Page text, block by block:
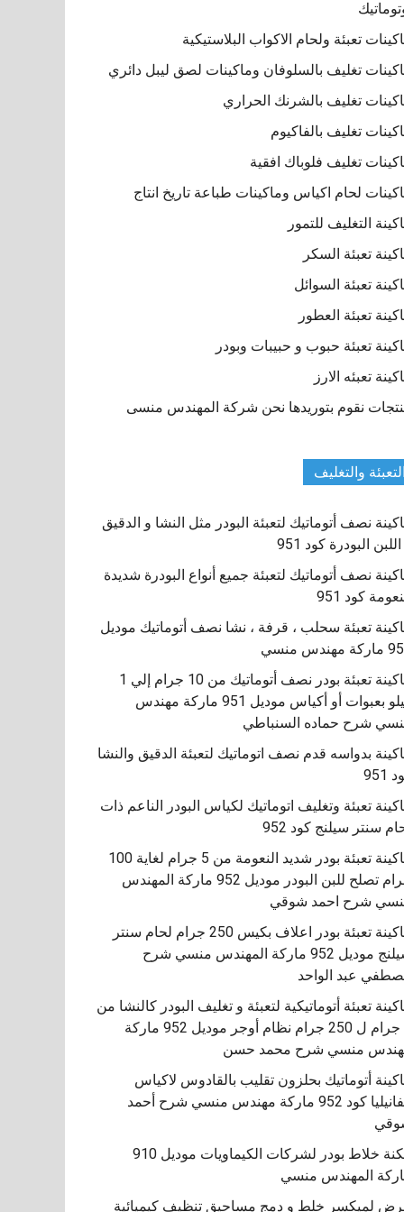
تعبئة ولحام الاكواب البلاستيكية
تغليف بالسلوفان وماكينات لصق ليبل دائري
تغليف بالشرنك الحراري
تغليف بالفاكيوم
تغليف فلوباك افقية
لحام اكياس وماكينات طباعة تاريخ انتاج
التغليف للتمور
تعبئة السكر
تعبئة السوائل
تعبئة العطور
تعبئة حبوب و حبيبات وبودر
تعبئه الارز
نقوم بتوريدها نحن شركة المهندس منسى
التعبئة والتغليف
نصف أتوماتيك لتعبئة البودر مثل النشا و الدقيق
البودرة كود 951
نصف أتوماتيك لتعبئة جميع أنواع البودرة شديدة
كود 951
تعبئة سحلب ، قرفة ، نشا نصف أتوماتيك موديل
مهندس منسي
ماكينة تعبئة بودر نصف أتوماتيك من 10 جرام إلي 1
كيلو بعبوات أو أكياس موديل 951 ماركة مهندس
شرح حماده السنباطي
بدواسه قدم نصف اتوماتيك لتعبئة الدقيق والنشا
تعبئة وتغليف اتوماتيك لكياس البودر الناعم ذات
سنتر سيلنج كود 952
ماكينة تعبئة بودر شديد النعومة من 5 جرام لغاية 100
جرام تصلح للبن البودر موديل 952 ماركة المهندس
شرح احمد شوقي
ماكينة تعبئة بودر اعلاف بكيس 250 جرام لحام سنتر
سيلنج موديل 952 ماركة المهندس منسي شرح
عبد الواحد
تعبئة أتوماتيكية لتعبئة و تغليف البودر كالنشا من
5 جرام ل 250 جرام نظام أوجر موديل 952 ماركة
منسي شرح محمد حسن
أتوماتيك بحلزون تقليب بالقادوس لاكياس
الفانيليا كود 952 ماركة مهندس منسي شرح أحمد
مكنة خلاط بودر لشركات الكيماويات موديل 910
المهندس منسي
لميكسر خلط و دمج مساحيق تنظيف كيميائية